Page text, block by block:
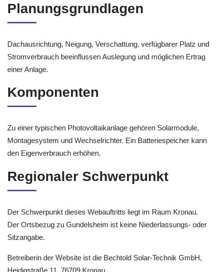
Planungsgrundlagen
Dachausrichtung, Neigung, Verschattung, verfügbarer Platz und
Stromverbrauch beeinflussen Auslegung und möglichen Ertrag
einer Anlage.
Komponenten
Zu einer typischen Photovoltaikanlage gehören Solarmodule,
Montagesystem und Wechselrichter. Ein Batteriespeicher kann
den Eigenverbrauch erhöhen.
Regionaler Schwerpunkt
Der Schwerpunkt dieses Webauftritts liegt im Raum Kronau.
Der Ortsbezug zu Gundelsheim ist keine Niederlassungs- oder
Sitzangabe.
Betreiberin der Website ist die Bechtold Solar-Technik GmbH,
Heidigstraße 11, 76709 Kronau.